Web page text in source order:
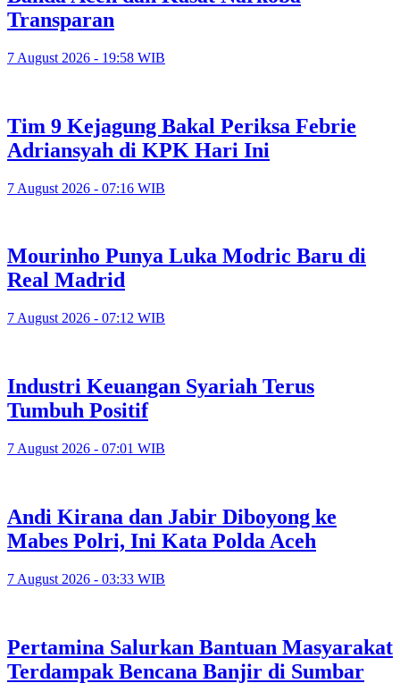
Transparan
7 August 2026 - 19:58 WIB
Tim 9 Kejagung Bakal Periksa Febrie
Adriansyah di KPK Hari Ini
7 August 2026 - 07:16 WIB
Mourinho Punya Luka Modric Baru di
Real Madrid
7 August 2026 - 07:12 WIB
Industri Keuangan Syariah Terus
Tumbuh Positif
7 August 2026 - 07:01 WIB
Andi Kirana dan Jabir Diboyong ke
Mabes Polri, Ini Kata Polda Aceh
7 August 2026 - 03:33 WIB
Pertamina Salurkan Bantuan Masyarakat
Terdampak Bencana Banjir di Sumbar